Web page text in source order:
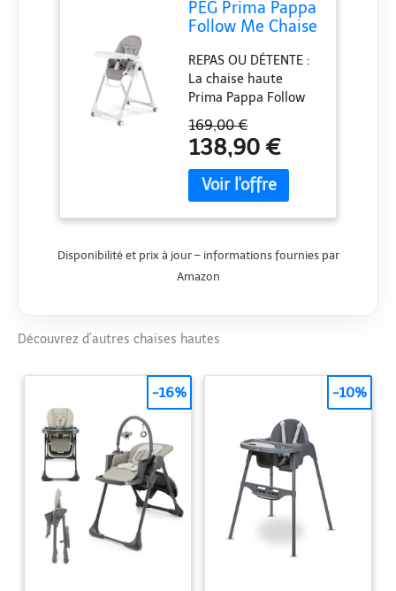
PEG Prima Pappa
Follow Me Chaise
Inclinable,
Fonction Transat,
4 Roues, Pliable
et Ultra-
Compacte, pour
Enfants de 0 à 3
Ans (0-15 kg),
Gris (ice)
REPAS OU DÉTENTE :
La chaise haute
Prima Pappa Follow
Me est homologuée
dès la naissance
jusqu'à 3 ans (0–15
kg) et peut être
utilisée comme
anti-rayures avec
frein, Prima Pappa
COMFORT RECLINE :
haute au transat en
RÉGLABLE : Réglage
en hauteur en 7
positions. Dossier
inclinable et repose-
pieds réglable.
PLIABLE ET ULTRA-
COMPACT :
Fermeture pratique
et ultra-compacte
169,00 €
138,90 €
Disponibilité et prix à jour – informations fournies par
Amazon
Découvrez d’autres chaises hautes
-16% -10%